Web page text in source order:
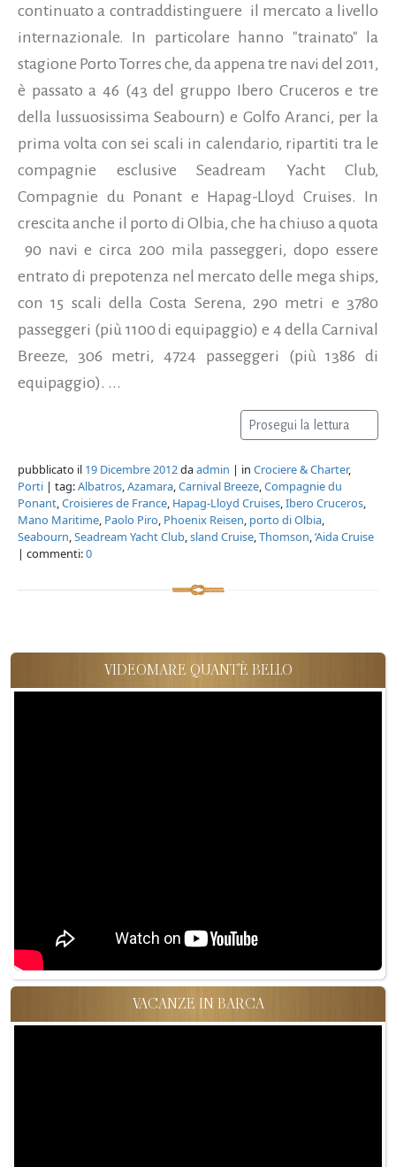
continuato a contraddistinguere il mercato a livello
internazionale. In particolare hanno "trainato" la
stagione Porto Torres che, da appena tre navi del 2011,
è passato a 46 (43 del gruppo Ibero Cruceros e tre
della lussuosissima Seabourn) e Golfo Aranci, per la
prima volta con sei scali in calendario, ripartiti tra le
compagnie esclusive Seadream Yacht Club,
Compagnie du Ponant e Hapag-Lloyd Cruises. In
crescita anche il porto di Olbia, che ha chiuso a quota
90 navi e circa 200 mila passeggeri, dopo essere
entrato di prepotenza nel mercato delle mega ships,
con 15 scali della Costa Serena, 290 metri e 3780
passeggeri (più 1100 di equipaggio) e 4 della Carnival
Breeze, 306 metri, 4724 passeggeri (più 1386 di
equipaggio). ...
Prosegui la lettura
pubblicato il 19 Dicembre 2012daadmin | in Crociere & Charter,
Porti | tag:Albatros,Azamara,Carnival Breeze,Compagnie du
Ponant,Croisieres de France, Hapag-Lloyd Cruises,Ibero Cruceros,
Mano Maritime, Paolo Piro, Phoenix Reisen, porto di Olbia,
Seabourn,Seadream Yacht Club,sland Cruise,Thomson,’Aida Cruise
| commenti:0
VIDEOMARE QUANT'È BELLO
VACANZE IN BARCA